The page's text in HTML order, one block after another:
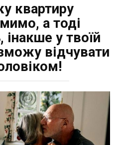
квартиру
а тоді
у твоїй
відчувати